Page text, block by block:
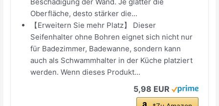
Oberfläche, desto stärker die...
【Erweitern Sie mehr Platz】 Dieser
Seifenhalter ohne Bohren eignet sich nicht nur
für Badezimmer, Badewanne, sondern kann
auch als Schwammhalter in der Küche platziert
werden. Wenn dieses Produkt...
5,98 EUR